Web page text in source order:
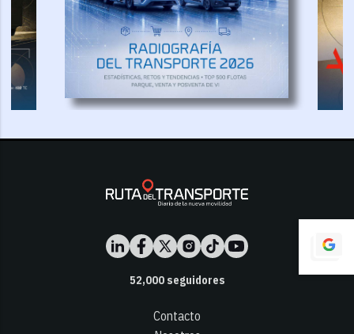
52,000seguidores
Contacto